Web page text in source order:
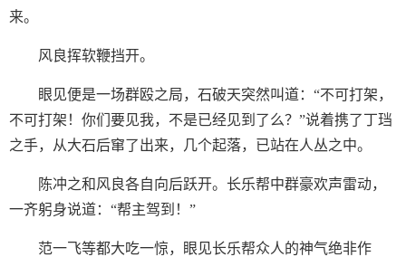
来。
风良挥软鞭挡开。
眼见便是一场群殴之局，石破天突然叫道：“不可打架，
不可打架！你们要见我，不是已经见到了么？”说着携了丁珰
之手，从大石后窜了出来，几个起落，已站在人丛之中。
陈冲之和风良各自向后跃开。长乐帮中群豪欢声雷动，
一齐躬身说道：“帮主驾到！”
范一飞等都大吃一惊，眼见长乐帮众人的神气绝非作